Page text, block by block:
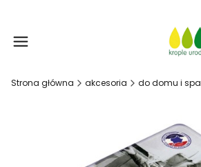
Strona główna akcesoria do domu i spa